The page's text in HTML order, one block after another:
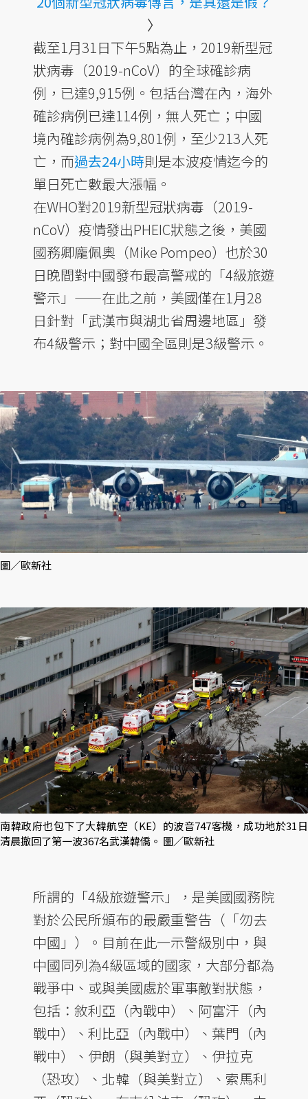
〉
截至1月31日下午5點為止，2019新型冠
狀病毒（2019-nCoV）的全球確診病
例，已達9,915例。包括台灣在內，海外
確診病例已達114例，無人死亡；中國
境內確診病例為9,801例，至少213人死
亡，而過去24小時則是本波疫情迄今的
單日死亡數最大漲幅。
在WHO對2019新型冠狀病毒（2019-
nCoV）疫情發出PHEIC狀態之後，美國
國務卿龐佩奧（Mike Pompeo）也於30
日晚間對中國發布最高警戒的「4級旅遊
警示」——在此之前，美國僅在1月28
日針對「武漢市與湖北省周邊地區」發
布4級警示；對中國全區則是3級警示。
圖／歐新社
南韓政府也包下了大韓航空（KE）的波音747客機，成功地於31日
清晨撤回了第一波367名武漢韓僑。 圖／歐新社
所謂的「4級旅遊警示」，是美國國務院
對於公民所頒布的最嚴重警告（「勿去
中國」）。目前在此一示警級別中，與
中國同列為4級區域的國家，大部分都為
戰爭中、或與美國處於軍事敵對狀態，
包括：敘利亞（內戰中）、阿富汗（內
戰中）、利比亞（內戰中）、葉門（內
戰中）、伊朗（與美對立）、伊拉克
（恐攻）、北韓（與美對立）、索馬利